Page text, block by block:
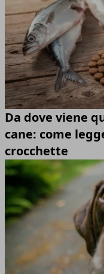
Da dove viene
cane: come
crocchette